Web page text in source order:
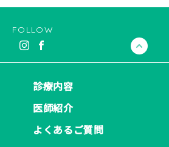
FOLLOW
診療内容
医師紹介
よくあるご質問